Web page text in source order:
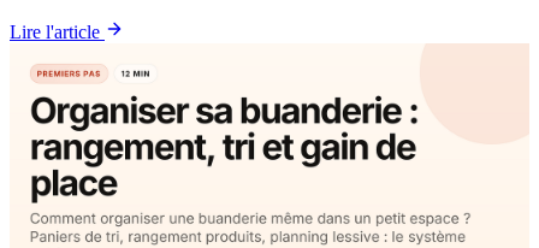
Lire l'article